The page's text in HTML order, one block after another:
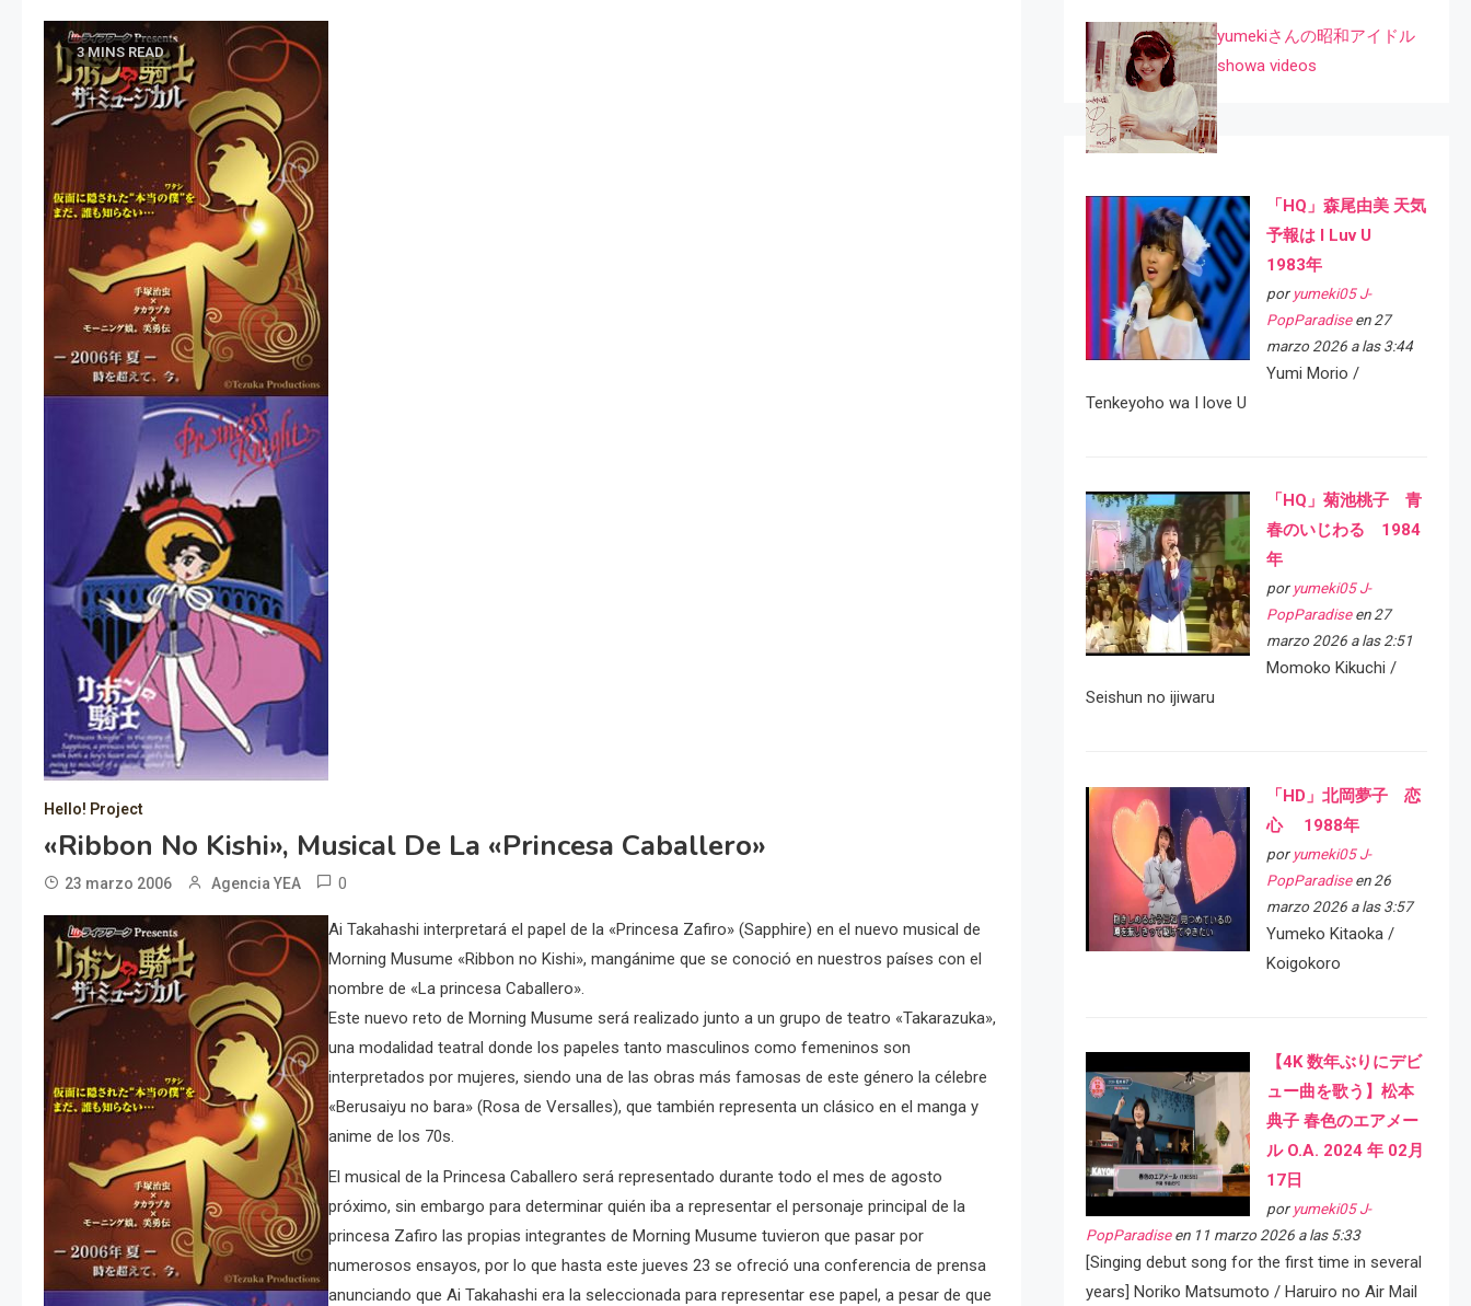
3 MINS READ
Hello! Project
«Ribbon No Kishi», Musical De La «Princesa Caballero»
23 marzo 2006 Agencia YEA 0
Ai Takahashi interpretará el papel de la «Princesa Zafiro» (Sapphire) en el nuevo musical de
Morning Musume «Ribbon no Kishi», mangánime que se conoció en nuestros países con el
nombre de «La princesa Caballero».
Este nuevo reto de Morning Musume será realizado junto a un grupo de teatro «Takarazuka»,
una modalidad teatral donde los papeles tanto masculinos como femeninos son
interpretados por mujeres, siendo una de las obras más famosas de este género la célebre
«Berusaiyu no bara» (Rosa de Versalles), que también representa un clásico en el manga y
anime de los 70s.
El musical de la Princesa Caballero será representado durante todo el mes de agosto
próximo, sin embargo para determinar quién iba a representar el personaje principal de la
princesa Zafiro las propias integrantes de Morning Musume tuvieron que pasar por
numerosos ensayos, por lo que hasta este jueves 23 se ofreció una conferencia de prensa
anunciando que Ai Takahashi era la seleccionada para representar ese papel, a pesar de que
yumekiさんの昭和アイドル
showa videos
「HQ」森尾由美 天気
予報は I Luv U
1983年
por yumeki05 J-
PopParadiseen 27
marzo 2026 a las 3:44
Yumi Morio /
Tenkeyoho wa I love U
「HQ」菊池桃子 青
春のいじわる 1984
年
por yumeki05 J-
PopParadiseen 27
marzo 2026 a las 2:51
Momoko Kikuchi /
Seishun no ijiwaru
「HD」北岡夢子 恋
心 1988年
por yumeki05 J-
PopParadiseen 26
marzo 2026 a las 3:57
Yumeko Kitaoka /
Koigokoro
【4K 数年ぶりにデビ
ュー曲を歌う】松本
典子 春色のエアメー
ル O.A. 2024 年 02月
17日
por yumeki05 J-
PopParadiseen 11 marzo 2026 a las 5:33
[Singing debut song for the first time in several
years] Noriko Matsumoto / Haruiro no Air Mail